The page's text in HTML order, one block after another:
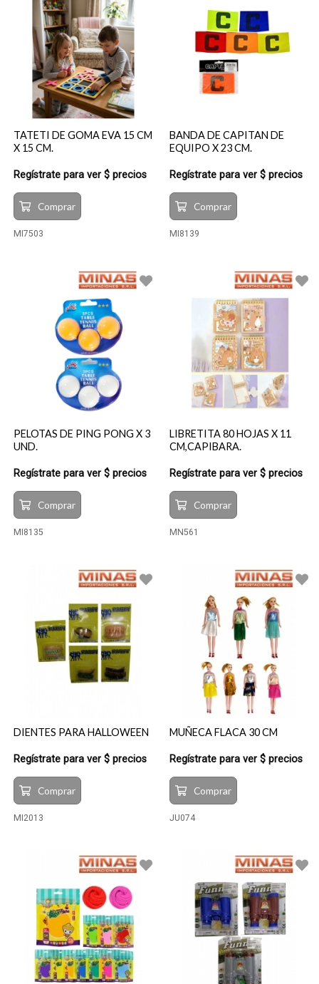
TATETI DE GOMA EVA 15 CM
X 15 CM.
Regístrate para ver $ precios
Comprar
MI7503
BANDA DE CAPITAN DE
EQUIPO X 23 CM.
Regístrate para ver $ precios
Comprar
MI8139
PELOTAS DE PING PONG X 3
UND.
Regístrate para ver $ precios
Comprar
MI8135
LIBRETITA 80 HOJAS X 11
CM,CAPIBARA.
Regístrate para ver $ precios
Comprar
MN561
DIENTES PARA HALLOWEEN
Regístrate para ver $ precios
Comprar
MI2013
MUÑECA FLACA 30 CM
Regístrate para ver $ precios
Comprar
JU074